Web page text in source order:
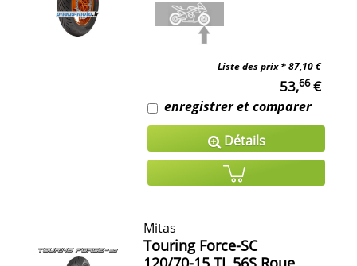
Liste des prix *87,10 €
53,66€
enregistrer et comparer
Détails
Mitas
Touring Force-SC